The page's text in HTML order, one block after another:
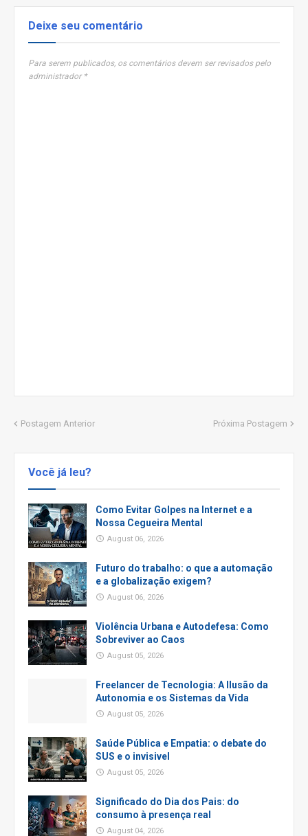
Deixe seu comentário
Para serem publicados, os comentários devem ser revisados pelo
administrador *
Postagem Anterior Próxima Postagem
Você já leu?
Como Evitar Golpes na Internet e a
Nossa Cegueira Mental
August 06, 2026
Futuro do trabalho: o que a automação
e a globalização exigem?
August 06, 2026
Violência Urbana e Autodefesa: Como
Sobreviver ao Caos
August 05, 2026
Freelancer de Tecnologia: A Ilusão da
Autonomia e os Sistemas da Vida
August 05, 2026
Saúde Pública e Empatia: o debate do
SUS e o invisivel
August 05, 2026
Significado do Dia dos Pais: do
consumo à presença real
August 04, 2026